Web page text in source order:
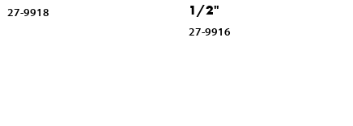
27-9918
1/2"
27-9916